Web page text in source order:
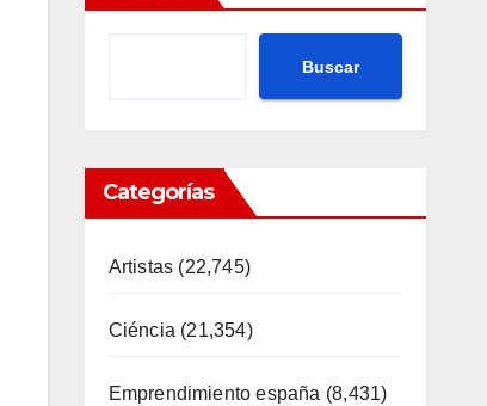
Buscar
Categorías
Artistas (22,745)
Ciéncia (21,354)
Emprendimiento españa (8,431)